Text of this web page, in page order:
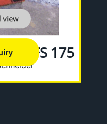
FS 175
view